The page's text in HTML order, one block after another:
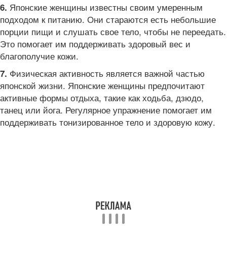
6. Японские женщины известны своим умеренным
подходом к питанию. Они стараются есть небольшие
порции пищи и слушать свое тело, чтобы не переедать.
Это помогает им поддерживать здоровый вес и
благополучие кожи.
7. Физическая активность является важной частью
японской жизни. Японские женщины предпочитают
активные формы отдыха, такие как ходьба, дзюдо,
танец или йога. Регулярное упражнение помогает им
поддерживать тонизированное тело и здоровую кожу.